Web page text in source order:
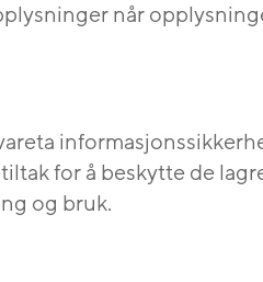
når
for å beskytte de
og bruk.